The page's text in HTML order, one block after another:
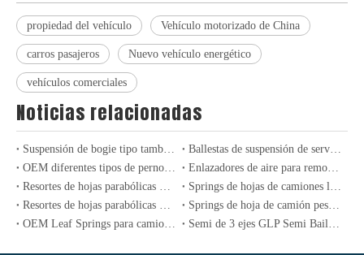
propiedad del vehículo Vehículo motorizado de China
carros pasajeros Nuevo vehículo energético
vehículos comerciales
Noticias relacionadas
Suspensión de bogie tipo tambor de Alemania 24T-36T para semirremolques y camiones
Ballestas de suspensión de servicio pesado convencionales para semirremolques
OEM diferentes tipos de pernos de ruedas para semi de servicio pesado y eje de camión
Enlazadores de aire para remolques y camiones de servicio pesado: experiencia y rendimiento
Resortes de hojas parabólicas de servicio ligero de alto rendimiento para camiones y remolques
Springs de hojas de camiones ligeros profesionales para aplicaciones industriales y de transporte
Resortes de hojas parabólicas de servicio pesado para camiones y remolques industriales
Springs de hoja de camión pesado: mejora de la durabilidad y el rendimiento en el transporte industrial
OEM Leaf Springs para camiones de EE. UU. Y suspensiones industriales
Semi de 3 ejes GLP Semi Bailer para transporte de gas de petróleo líquido